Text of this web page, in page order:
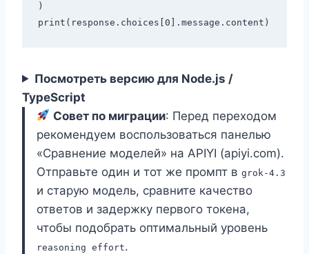
)
Посмотреть версию для Node.js /
TypeScript
Совет по миграции: Перед переходом
рекомендуем воспользоваться панелью
«Сравнение моделей» на APIYI (apiyi.com).
Отправьте один и тот же промпт в grok-4.3
и старую модель, сравните качество
ответов и задержку первого токена,
чтобы подобрать оптимальный уровень
reasoning effort.